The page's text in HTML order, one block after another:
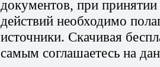
документов, при
действий необходимо
источники. Скачивая
самым соглашаетесь на